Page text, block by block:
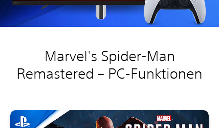
Marvel's Spider-Man
Remastered – PC-Funktionen